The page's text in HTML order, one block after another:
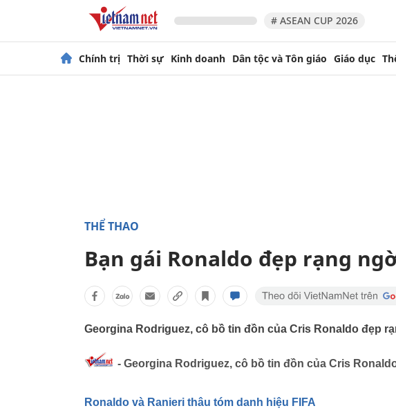
# ASEAN CUP 2026
Chính trị Thời sự Kinh doanh Dân tộc và Tôn giáo Giáo dục
THỂ THAO
Bạn gái Ronaldo đẹp rạng
Georgina Rodriguez, cô bồ tin đồn của Cris Ronaldo đẹp
- Georgina Rodriguez, cô bồ tin đồn của Cris
Ronaldo và Ranieri thâu tóm danh hiệu FIFA